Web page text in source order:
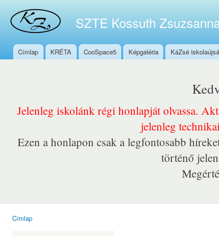
SZTE Kossuth
Főmenü
Címlap KRÉTA CooSpace5 Képgaléria KáZsé
Jelenleg iskolánk régi honlapját olvassa.
jelenleg
Ezen a honlapon csak a legfontosabb
történő
Címlap